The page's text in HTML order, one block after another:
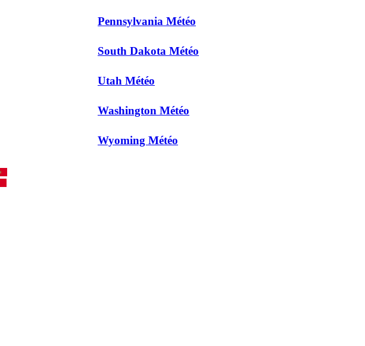
Pennsylvania Météo
South Dakota Météo
Utah Météo
Washington Météo
Wyoming Météo